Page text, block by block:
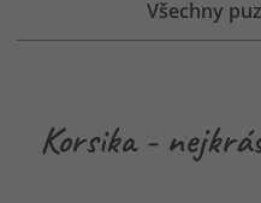
Všechny
Korsika -